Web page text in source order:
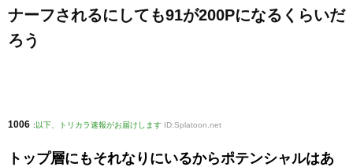
ナーフされるにしても91が200Pになるくらいだ
ろう
1006 : 以下、トリカラ速報がお届けします ID:Splatoon.net
トップ層にもそれなりにいるからポテンシャルはあ